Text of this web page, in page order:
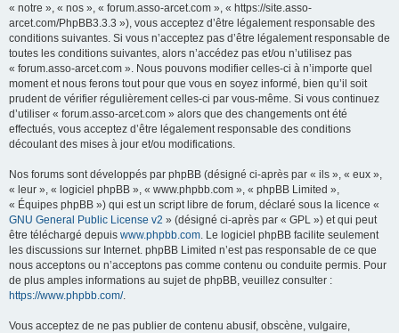
« notre », « nos », « forum.asso-arcet.com », « https://site.asso-
arcet.com/PhpBB3.3.3 »), vous acceptez d’être légalement responsable des
conditions suivantes. Si vous n’acceptez pas d’être légalement responsable de
toutes les conditions suivantes, alors n’accédez pas et/ou n’utilisez pas
« forum.asso-arcet.com ». Nous pouvons modifier celles-ci à n’importe quel
moment et nous ferons tout pour que vous en soyez informé, bien qu’il soit
prudent de vérifier régulièrement celles-ci par vous-même. Si vous continuez
d’utiliser « forum.asso-arcet.com » alors que des changements ont été
effectués, vous acceptez d’être légalement responsable des conditions
découlant des mises à jour et/ou modifications.
Nos forums sont développés par phpBB (désigné ci-après par « ils », « eux »,
« leur », « logiciel phpBB », « www.phpbb.com », « phpBB Limited »,
« Équipes phpBB ») qui est un script libre de forum, déclaré sous la licence «
GNU General Public License v2 » (désigné ci-après par « GPL ») et qui peut
être téléchargé depuis www.phpbb.com. Le logiciel phpBB facilite seulement
les discussions sur Internet. phpBB Limited n’est pas responsable de ce que
nous acceptons ou n’acceptons pas comme contenu ou conduite permis. Pour
de plus amples informations au sujet de phpBB, veuillez consulter :
https://www.phpbb.com/.
Vous acceptez de ne pas publier de contenu abusif, obscène, vulgaire,